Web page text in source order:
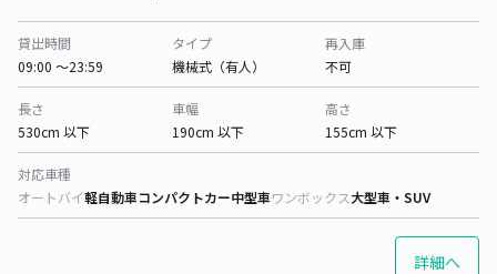
貸出時間
09:00 〜23:59
タイプ
機械式（有人）
再入庫
不可
長さ
530cm 以下
車幅
190cm 以下
高さ
155cm 以下
対応車種
オートバイ軽自動車コンパクトカー中型車ワンボックス大型車・SUV
詳細へ